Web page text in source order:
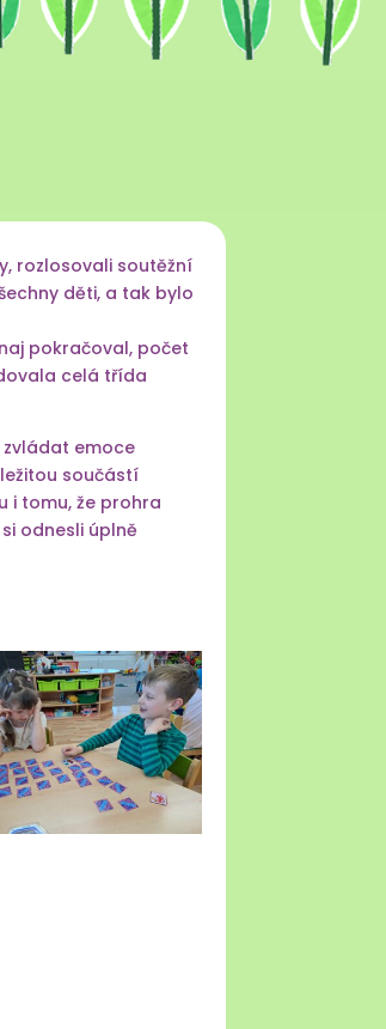
rozlosovali soutěžní
děti, a tak bylo
pokračoval, počet
celá třída
emoce
součástí
i tomu, že prohra
odnesli úplně